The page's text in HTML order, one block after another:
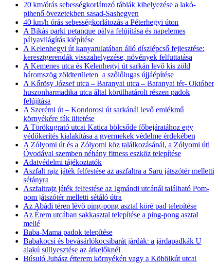
20 km/órás sebességkorlátozó táblák kihelyezése a lakó-
pihenő övezetekben sasad-Sashegyen
40 km/h órás sebességkorlátozás a Péterhegyi úton
A Bikás parki petanque pàlya felújítása és napelemes
pályavilágítás kiépítése
A Kelenhegyi út kanyarulatában álló díszlépcső fejlesztése:
keresztgerendák visszahelyezése, növények felfuttatása
A Kemenes utca és Kelenhegyi út sarkán levő kis zöld
háromszög zöldterületen a szőlőlugas újjáépítése
A Kőrösy József utca – Baranyai utca – Baranyai tér- Október
huszonharmadika utca által körülhatárolt részen padok
felújítása
A Szerémi út – Kondorosi út sarkánál levő emlékmű
környékére fák ültetése
A Törökugrató utcai Katica bölcsőde főbejáratához egy
védőkerítés kialakítása a gyermekek védelme érdekében
A Zólyomi út és a Zólyomi köz találkozásánál, a Zólyomi úti
Óvodával szemben néhány fitness eszköz telepítése
Adatvédelmi tájékoztatók
Aszfalt rajz játék felfestése az aszfaltra a Saru játszótér melletti
sétányra
Aszfaltrajz játék felfestése az Igmándi utcánál található Pom-
pom játszótér melletti sétáló útra
Az Abádi téren lévő ping-pong asztal köré pad telepítése
Az Érem utcában sakkasztal telepítése a ping-pong asztal
mellé
Baba-Mama padok telepítése
Babakocsi és bevásárlókocsibarát járdák: a járdapadkák U
alakú süllyesztése az átkelőknél
Búsuló Juhász étterem környékén vagy a Köbölkút utcai